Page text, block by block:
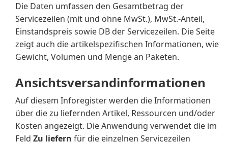
Die Daten umfassen den Gesamtbetrag der
Servicezeilen (mit und ohne MwSt.), MwSt.-Anteil,
Einstandspreis sowie DB der Servicezeilen. Die Seite
zeigt auch die artikelspezifischen Informationen, wie
Gewicht, Volumen und Menge an Paketen.
Ansichtsversandinformationen
Auf diesem Inforegister werden die Informationen
über die zu liefernden Artikel, Ressourcen und/oder
Kosten angezeigt. Die Anwendung verwendet die im
Feld Zu liefern für die einzelnen Servicezeilen